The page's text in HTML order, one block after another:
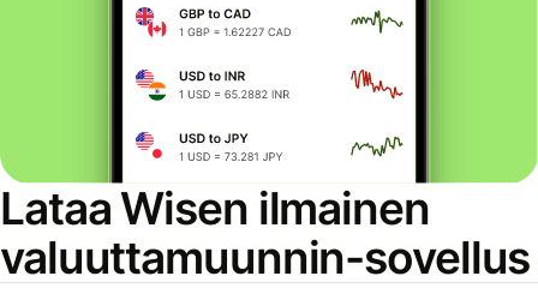
Lataa Wisen ilmainen
valuuttamuunnin-sovellus